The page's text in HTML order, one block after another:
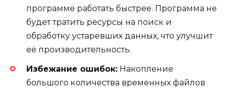
программе работать быстрее. Программа не
будет тратить ресурсы на поиск и
обработку устаревших данных, что улучшит
её производительность.
Избежание ошибок: Накопление
большого количества временных файлов